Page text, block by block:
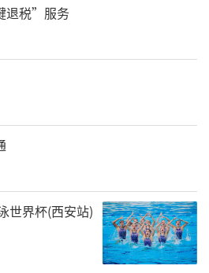
乐家对交大热情观众的真
通大学建校129周年暨迁
祝贺。
退税”服务
世界杯(西安站)